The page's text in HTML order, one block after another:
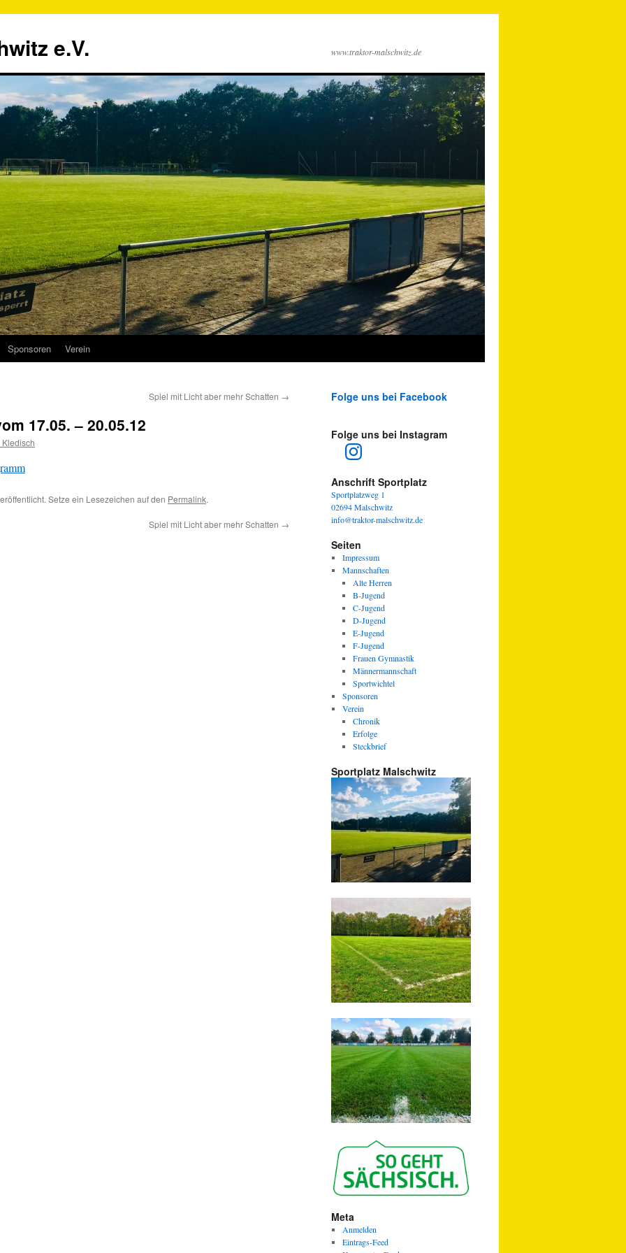
e.V. www.traktor-malschwitz.de
Sponsoren Verein
Spiel mit Licht aber mehr Schatten →
17.05. – 20.05.12
Setze ein Lesezeichen auf den Permalink.
Spiel mit Licht aber mehr Schatten →
Folge uns bei Facebook
Folge uns bei Instagram
Instagram
Anschrift Sportplatz
Sportplatzweg 1
02694 Malschwitz
info@traktor-malschwitz.de
Seiten
Impressum
Mannschaften
Alte Herren
B-Jugend
C-Jugend
D-Jugend
E-Jugend
F-Jugend
Frauen Gymnastik
Männermannschaft
Sportwichtel
Sponsoren
Verein
Chronik
Erfolge
Steckbrief
Sportplatz Malschwitz
Meta
Anmelden
Eintrags-Feed